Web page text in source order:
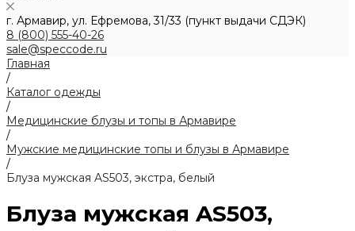
г. Армавир, ул. Ефремова, 31/33 (пункт выдачи СДЭК)
8 (800) 555-40-26
sale@speccode.ru
Главная
/
Каталог одежды
/
Медицинские блузы и топы в Армавире
/
Мужские медицинские топы и блузы в Армавире
/
Блуза мужская AS503, экстра, белый
Блуза мужская AS503,